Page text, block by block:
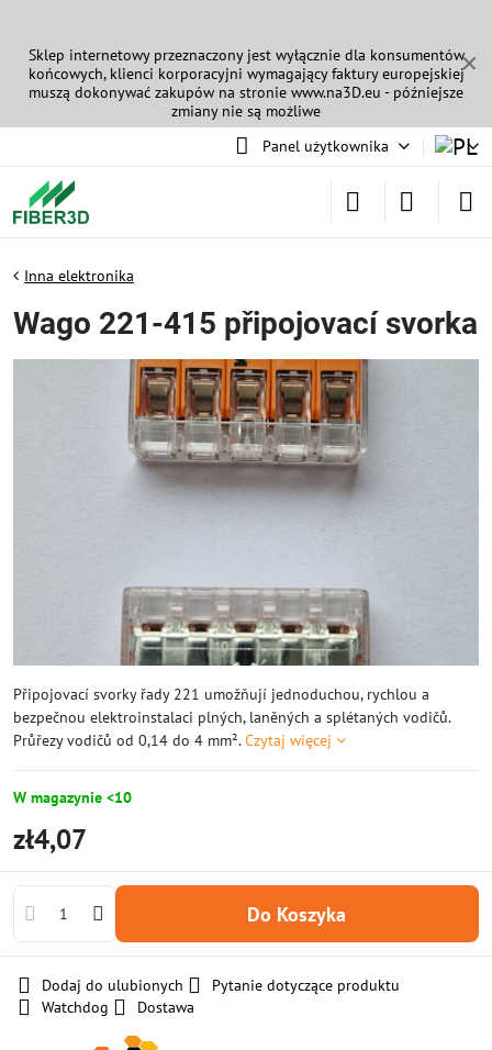
✕
Sklep internetowy przeznaczony jest wyłącznie dla konsumentów
końcowych, klienci korporacyjni wymagający faktury europejskiej
muszą dokonywać zakupów na stronie www.na3D.eu - późniejsze
zmiany nie są możliwe
Panel użytkownika
Inna elektronika
Wago 221-415 připojovací svorka
Připojovací svorky řady 221 umožňují jednoduchou, rychlou a
bezpečnou elektroinstalaci plných, laněných a splétaných vodičů.
Průřezy vodičů od 0,14 do 4 mm².Czytaj więcej
W magazynie <10
zł4,07
Do Koszyka
Dodaj do ulubionych
Pytanie dotyczące produktu
Watchdog
Dostawa